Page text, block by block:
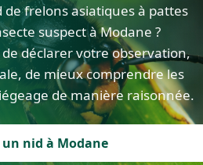
frelons asiatiques à pattes
suspect à Modane ?
déclarer votre observation,
de mieux comprendre les
de manière raisonnée.
un nid à Modane